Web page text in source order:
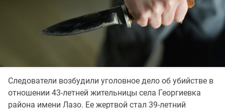
Следователи возбудили уголовное дело об убийстве в
отношении 43-летней жительницы села Георгиевка
района имени Лазо. Ее жертвой стал 39-летний